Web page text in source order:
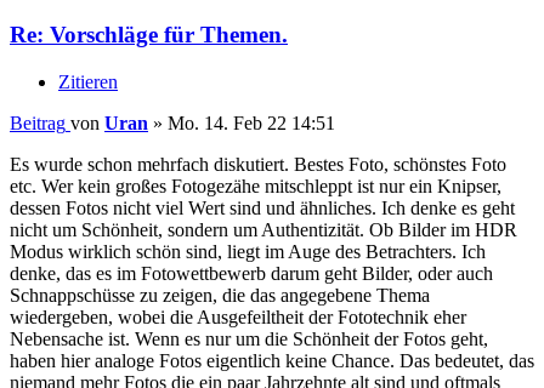
Re: Vorschläge für Themen.
Zitieren
Beitrag von Uran » Mo. 14. Feb 22 14:51
Es wurde schon mehrfach diskutiert. Bestes Foto, schönstes Foto
etc. Wer kein großes Fotogezähe mitschleppt ist nur ein Knipser,
dessen Fotos nicht viel Wert sind und ähnliches. Ich denke es geht
nicht um Schönheit, sondern um Authentizität. Ob Bilder im HDR
Modus wirklich schön sind, liegt im Auge des Betrachters. Ich
denke, das es im Fotowettbewerb darum geht Bilder, oder auch
Schnappschüsse zu zeigen, die das angegebene Thema
wiedergeben, wobei die Ausgefeiltheit der Fototechnik eher
Nebensache ist. Wenn es nur um die Schönheit der Fotos geht,
haben hier analoge Fotos eigentlich keine Chance. Das bedeutet, das
niemand mehr Fotos die ein paar Jahrzehnte alt sind und oftmals